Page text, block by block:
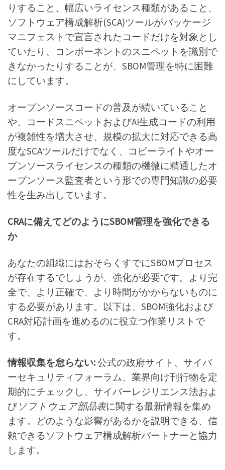
りすること、幅広いライセンス種類があること、
ソフトウェア構成解析(SCA)ツールがパッケージ
マニフェストで宣言されたコードだけを対象とし
ていたり、コンポーネントのスニペットを識別で
きなかったりすることが、SBOM管理を特に困難
にしています。
オープンソースコードの普及が続いていること
や、コードスニペットおよびAI生成コードの利用
が複雑性を増大させ、規模の拡大に対応できる高
度なSCAツールだけでなく、コピーライトやオー
プンソースライセンスの種類の機微に精通したオ
ープンソース監査者という形での専門知識の必要
性を生み出しています。
CRAに備えてどのようにSBOM管理を強化できる
か
あなたの組織にはおそらくすでにSBOMプロセス
が存在するでしょうが、強化が必要です。より完
全で、より正確で、より時間がかからないものに
する必要があります。以下は、SBOM強化および
CRA対応計画を進めるのに役立つ作業リストで
す。
情報収集を怠らない:公式の政府サイト、サイバ
ーセキュリティフォーラム、業界向け刊行物を定
期的にチェックし、サイバーレジリエンス法およ
びソフトウェア部品表に関する最新情報を集め
ます。どのような影響があるかを説明できる、信
頼できるソフトウェア構成解析パートナーと協力
します。